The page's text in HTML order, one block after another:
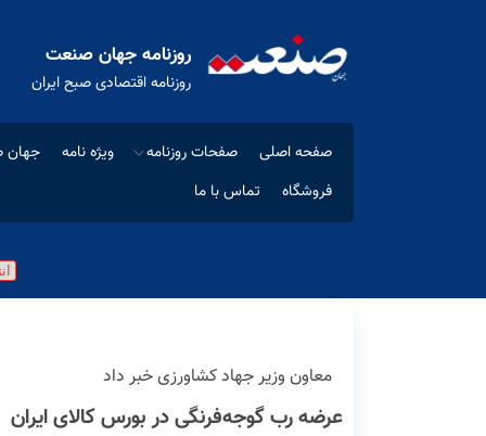
روزنامه جهان صنعت
روزنامه اقتصادی صبح ایران
صفحه اصلی صفحات روزنامه ویژه نامه
جهان
فروشگاه
تماس با ما
معاون وزیر جهاد کشاورزی خبر داد
عرضه رب گوجه‌فرنگی در بورس کالای ایران